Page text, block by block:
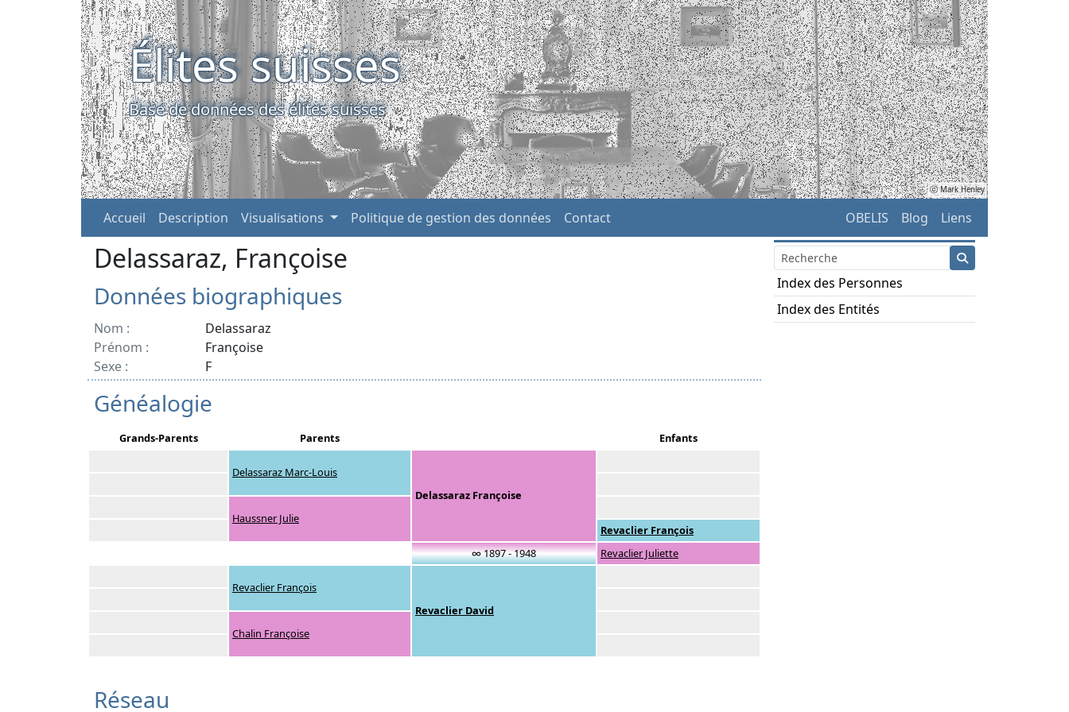
Élites suisses
Base de données des élites suisses
ⓒ Mark Henley
Accueil Description Visualisations Politique de gestion des données Contact OBELIS Blog Liens
Delassaraz, Françoise
Données biographiques
Nom :
Delassaraz
Prénom :
Françoise
Sexe :
F
Généalogie
Grands-Parents Parents Enfants
Delassaraz Marc-Louis
Delassaraz Françoise
Haussner Julie
Revaclier François
∞ 1897 - 1948
Revaclier Juliette
Revaclier François
Revaclier David
Chalin Françoise
Réseau
Index des Personnes
Index des Entités